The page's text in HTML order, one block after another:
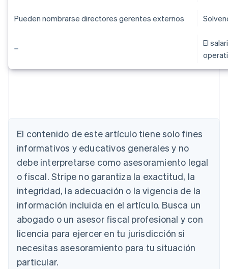
Pueden nombrarse directores gerentes externos
El
El contenido de este artículo tiene solo fines
informativos y educativos generales y no
debe interpretarse como asesoramiento legal
o fiscal. Stripe no garantiza la exactitud, la
integridad, la adecuación o la vigencia de la
información incluida en el artículo. Busca un
abogado o un asesor fiscal profesional y con
licencia para ejercer en tu jurisdicción si
necesitas asesoramiento para tu situación
particular.
Alemania
Australia
English
Austria
Deutsch
Bélgica
NederlandsFrançaisDeutschEnglish
Brasil
Português